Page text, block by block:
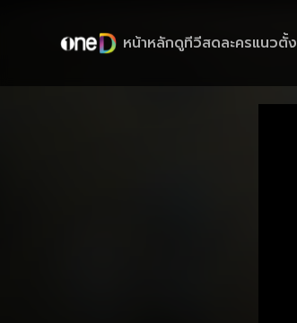
หน้าหลักดูทีวีสดละครแนวตั้ง